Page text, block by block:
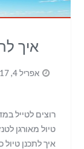
איך
אפריל 4, 2017
רוצים לטייל
טיול מאורגן
איך לתכנן